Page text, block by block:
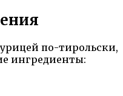
по-тирольски,
ингредиенты: